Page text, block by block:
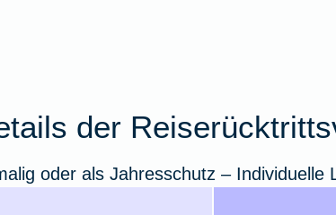
der
oder als Jahresschutz – Individuelle